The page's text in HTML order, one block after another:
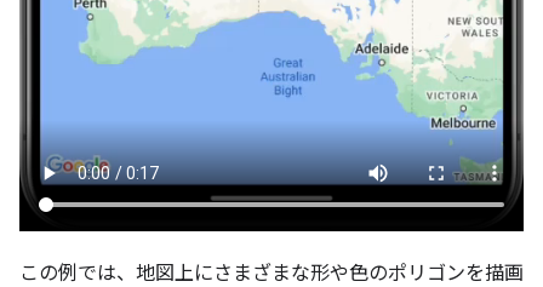
この例では、地図上にさまざまな形や色のポリゴンを描画